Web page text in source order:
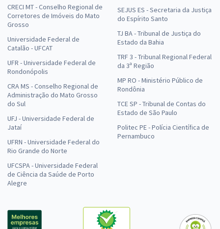
CRECI MT - Conselho Regional de
Corretores de Imóveis do Mato
Grosso
Universidade Federal de
Catalão - UFCAT
UFR - Universidade Federal de
Rondonópolis
CRA MS - Conselho Regional de
Administração do Mato Grosso
do Sul
UFJ - Universidade Federal de
Jataí
UFRN - Universidade Federal do
Rio Grande do Norte
UFCSPA - Universidade Federal
de Ciência da Saúde de Porto
Alegre
SEJUS ES - Secretaria da Justiça
do Espírito Santo
TJ BA - Tribunal de Justiça do
Estado da Bahia
TRF 3 - Tribunal Regional Federal
da 3ª Região
MP RO - Ministério Público de
Rondônia
TCE SP - Tribunal de Contas do
Estado de São Paulo
Politec PE - Polícia Científica de
Pernambuco